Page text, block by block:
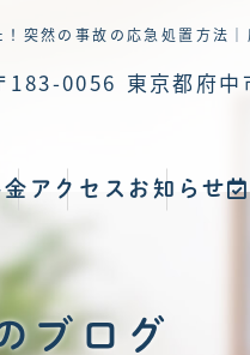
突然の事故の応急処置方法
183-0056 東京都府
アクセス お知らせ
ブログ